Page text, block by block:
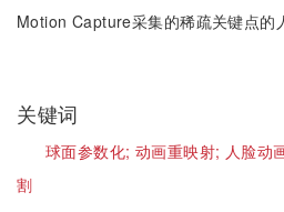
Motion Capture采集的稀疏关键点的
关键词
球面参数化; 动画重映射; 人脸动
割